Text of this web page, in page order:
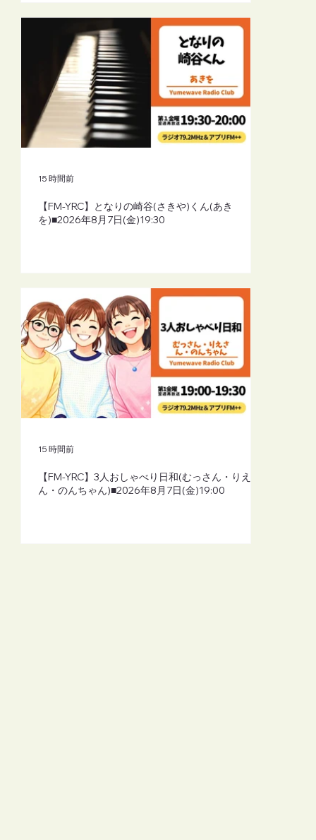
【FM-YRC】となりの崎谷(さきや)くん(あき
を)■2026年8月7日(金)19:30
15 時間前
【FM-YRC】3人おしゃべり日和(むっさん・りえさ
ん・のんちゃん)■2026年8月7日(金)19:00
15 時間前